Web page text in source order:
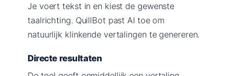
Je voert tekst in en kiest de gewenste
taalrichting. QuillBot past AI toe om
natuurlijk klinkende vertalingen te genereren.
Directe resultaten